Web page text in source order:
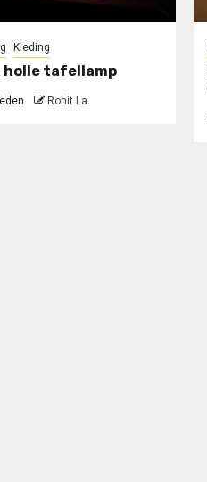
Kleding
holle tafellamp
Rohit La